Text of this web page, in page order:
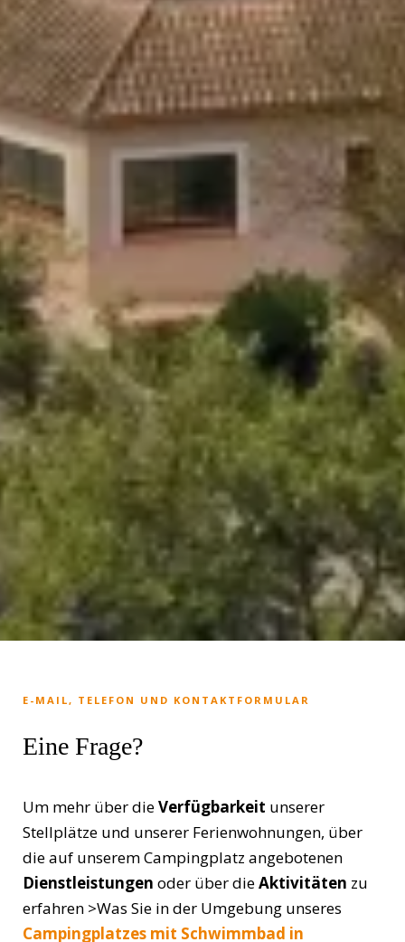
E-MAIL, TELEFON UND KONTAKTFORMULAR
Eine Frage?
Um mehr über dieVerfügbarkeit unserer
Stellplätze und unserer Ferienwohnungen, über
die auf unserem Campingplatz angebotenen
Dienstleistungen oder über dieAktivitäten zu
erfahren >Was Sie in der Umgebung unseres
Campingplatzes mit Schwimmbad in